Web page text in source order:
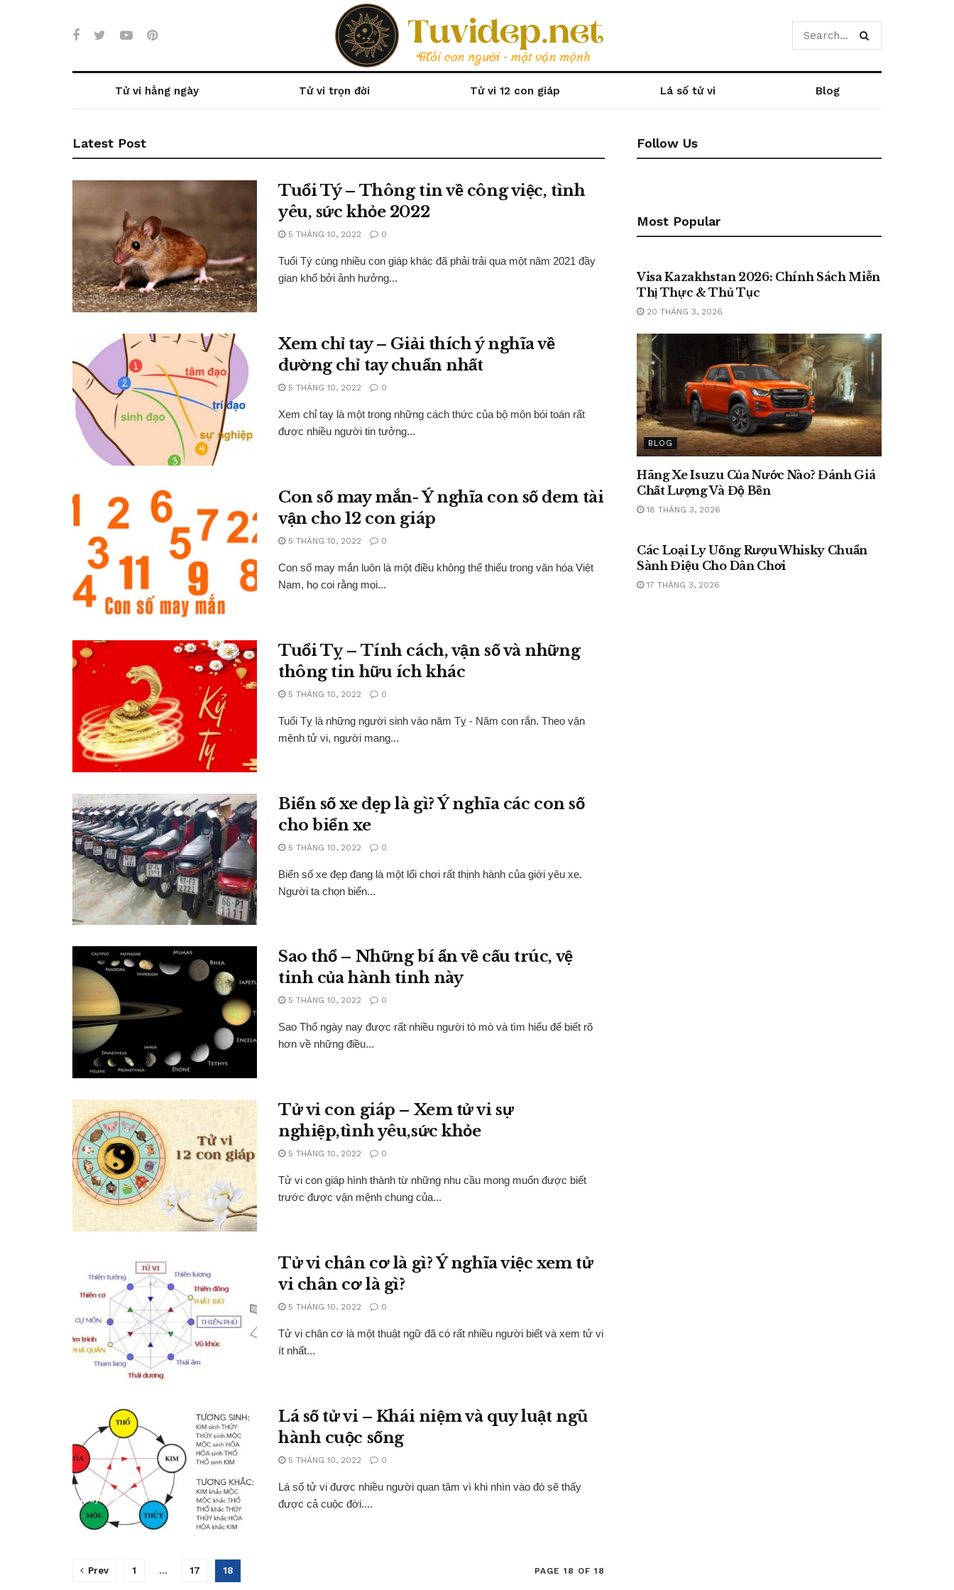
Tử vi hằng ngày Tử vi trọn đời Tử vi 12 con giáp Lá số tử vi Blog
Latest Post
Tuổi Tý – Thông tin về công việc, tình
yêu, sức khỏe 2022
5 THÁNG 10, 2022 0
Tuổi Tý cùng nhiều con giáp khác đã phải trải qua một năm 2021 đầy
gian khổ bởi ảnh hưởng...
Xem chỉ tay – Giải thích ý nghĩa về
đường chỉ tay chuẩn nhất
5 THÁNG 10, 2022 0
Xem chỉ tay là một trong những cách thức của bộ môn bói toán rất
được nhiều người tin tưởng...
Con số may mắn- Ý nghĩa con số đem tài
vận cho 12 con giáp
5 THÁNG 10, 2022 0
Con số may mắn luôn là một điều không thể thiếu trong văn hóa Việt
Nam, họ coi rằng mọi...
Tuổi Tỵ – Tính cách, vận số và những
thông tin hữu ích khác
5 THÁNG 10, 2022 0
Tuổi Tỵ là những người sinh vào năm Tỵ - Năm con rắn. Theo vận
mệnh tử vi, người mang...
Biển số xe đẹp là gì? Ý nghĩa các con số
cho biển xe
5 THÁNG 10, 2022 0
Biển số xe đẹp đang là một lối chơi rất thịnh hành của giới yêu xe.
Người ta chọn biển...
Sao thổ – Những bí ẩn về cấu trúc, vệ
tinh của hành tinh này
5 THÁNG 10, 2022 0
Sao Thổ ngày nay được rất nhiều người tò mò và tìm hiểu để biết rõ
hơn về những điều...
Tử vi con giáp – Xem tử vi sự
nghiệp,tình yêu,sức khỏe
5 THÁNG 10, 2022 0
Tử vi con giáp hình thành từ những nhu cầu mong muốn được biết
trước được vận mệnh chung của...
Tử vi chân cơ là gì? Ý nghĩa việc xem tử
vi chân cơ là gì?
5 THÁNG 10, 2022 0
Tử vi chân cơ là một thuật ngữ đã có rất nhiều người biết và xem tử vi
ít nhất...
Lá số tử vi – Khái niệm và quy luật ngũ
hành cuộc sống
5 THÁNG 10, 2022 0
Lá số tử vi được nhiều người quan tâm vì khi nhìn vào đó sẽ thấy
được cả cuộc đời....
PAGE 18 OF 18
Prev 1 … 17 18
Follow Us
Most Popular
Visa Kazakhstan 2026: Chính Sách Miễn
Thị Thực & Thủ Tục
20 THÁNG 3, 2026
BLOG
Hãng Xe Isuzu Của Nước Nào? Đánh Giá
Chất Lượng Và Độ Bền
18 THÁNG 3, 2026
Các Loại Ly Uống Rượu Whisky Chuẩn
Sành Điệu Cho Dân Chơi
17 THÁNG 3, 2026